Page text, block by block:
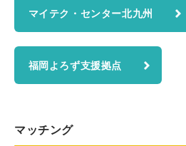
マイテク・センター北九州
福岡よろず支援拠点
マッチング